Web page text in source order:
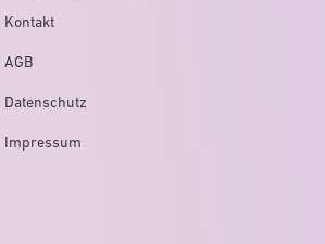
Kontakt
AGB
Datenschutz
Impressum